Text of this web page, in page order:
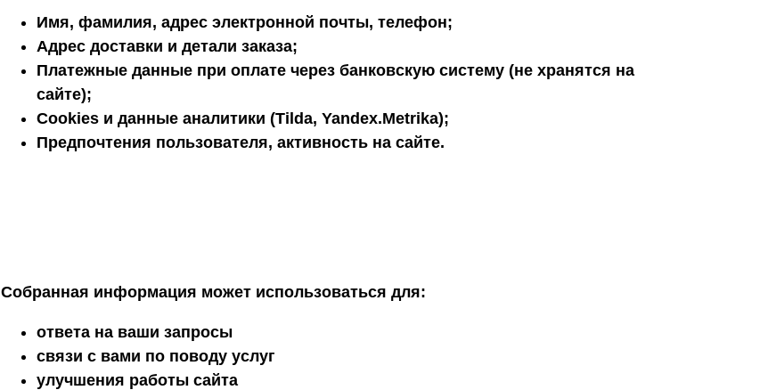
Имя, фамилия, адрес электронной почты, телефон;
Адрес доставки и детали заказа;
Платежные данные при оплате через банковскую систему (не хранятся на
сайте);
Cookies и данные аналитики (Tilda, Yandex.Metrika);
Предпочтения пользователя, активность на сайте.
Собранная информация может использоваться для:
ответа на ваши запросы
связи с вами по поводу услуг
улучшения работы сайта